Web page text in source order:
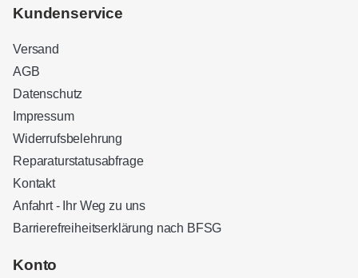
Kundenservice
Versand
AGB
Datenschutz
Impressum
Widerrufsbelehrung
Reparaturstatusabfrage
Kontakt
Anfahrt - Ihr Weg zu uns
Barrierefreiheitserklärung nach BFSG
Konto
Kundenbewertungen und Erfahrungen zu